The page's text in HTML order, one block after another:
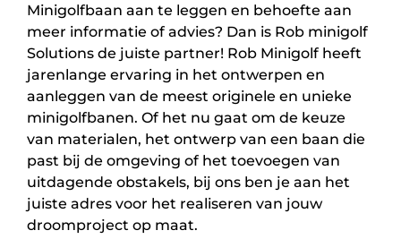
Minigolfbaan aan te leggen en behoefte aan
meer informatie of advies? Dan is Rob minigolf
Solutions de juiste partner! Rob Minigolf heeft
jarenlange ervaring in het ontwerpen en
aanleggen van de meest originele en unieke
minigolfbanen. Of het nu gaat om de keuze
van materialen, het ontwerp van een baan die
past bij de omgeving of het toevoegen van
uitdagende obstakels, bij ons ben je aan het
juiste adres voor het realiseren van jouw
droomproject op maat.